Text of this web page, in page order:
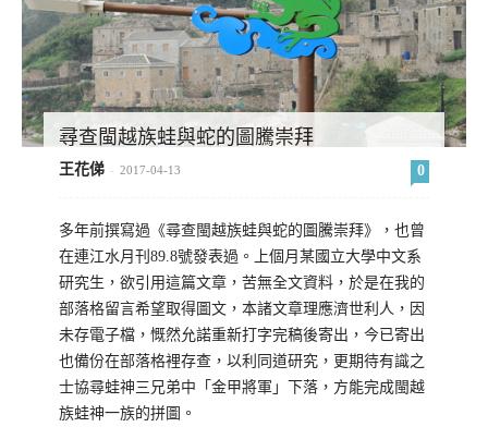
尋查閩越族蛙與蛇的圖騰崇拜
王花俤 - 2017-04-13 0
多年前撰寫過《尋查閩越族蛙與蛇的圖騰崇拜》，也曾
在連江水月刊89.8號發表過。上個月某國立大學中文系
研究生，欲引用這篇文章，苦無全文資料，於是在我的
部落格留言希望取得圖文，本諸文章理應濟世利人，因
未存電子檔，慨然允諾重新打字完稿後寄出，今已寄出
也備份在部落格裡存查，以利同道研究，更期待有識之
士協尋蛙神三兄弟中「金甲將軍」下落，方能完成閩越
族蛙神一族的拼圖。